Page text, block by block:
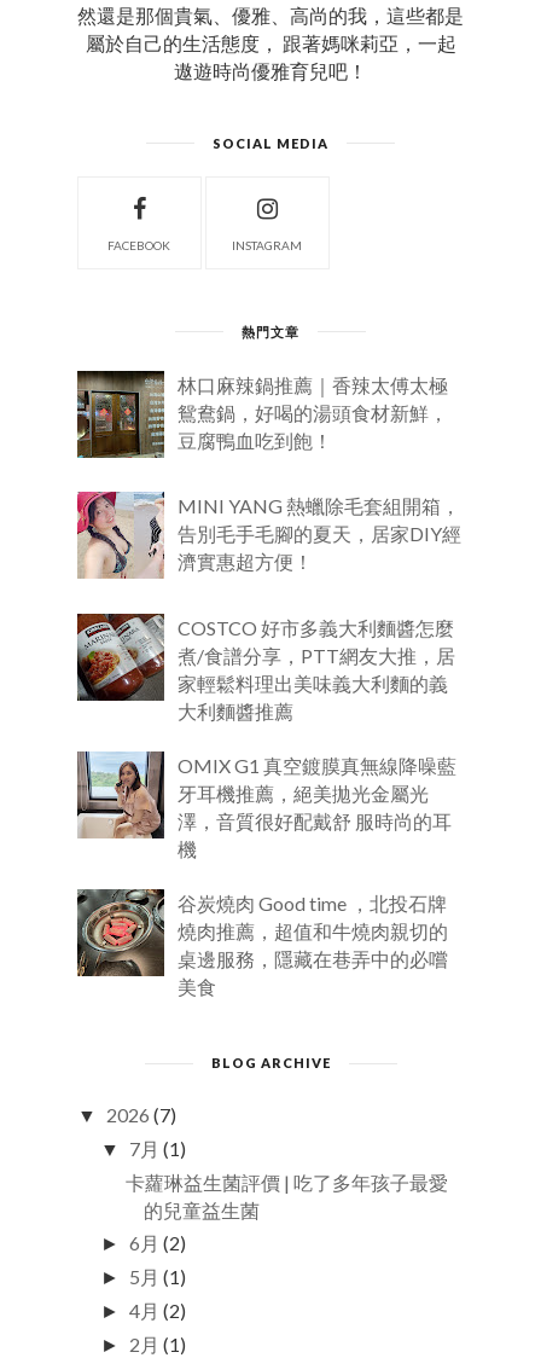
然還是那個貴氣、優雅、高尚的我，這些都是
屬於自己的生活態度， 跟著媽咪莉亞，一起
遨遊時尚優雅育兒吧！
SOCIAL MEDIA
FACEBOOK INSTAGRAM
熱門文章
林口麻辣鍋推薦｜香辣太傅太極
鴛鴦鍋，好喝的湯頭食材新鮮，
豆腐鴨血吃到飽！
MINI YANG 熱蠟除毛套組開箱，
告別毛手毛腳的夏天，居家DIY經
濟實惠超方便！
COSTCO 好市多義大利麵醬怎麼
煮/食譜分享，PTT網友大推，居
家輕鬆料理出美味義大利麵的義
大利麵醬推薦
OMIX G1 真空鍍膜真無線降噪藍
牙耳機推薦，絕美拋光金屬光
澤，音質很好配戴舒 服時尚的耳
機
谷炭燒肉 Good time ，北投石牌
燒肉推薦，超值和牛燒肉親切的
桌邊服務，隱藏在巷弄中的必嚐
美食
BLOG ARCHIVE
▼ 2026 (7)
▼ 7月 (1)
卡蘿琳益生菌評價 | 吃了多年孩子最愛
的兒童益生菌
►6月 (2)
► 5月 (1)
►4月 (2)
► 2月 (1)